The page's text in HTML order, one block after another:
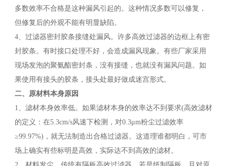
多数效率不合格是这种漏风引起的。这种情况多数可以修复，
但修复后的外观不能有明显缺陷。
4、过滤器密封胶条接缝处漏风。许多高效过滤器的边框上有密
封胶条。有时接口处理不好，会造成漏风现象。有些厂家采用
现场发泡的聚氨酯密封条，没有接缝，也就没有漏风问题。如
果使用有接头的胶条，接头处最好做成迷宫形式。
二、原材料本身原因
1、滤材本身效率低。如果滤材本身的效率达不到要求(高效滤材
的定义：在5.3cm/s风速下检测，对0.3μm粉尘过滤效率
≥99.97%)，就无法制造出合格过滤器。这道理谁都明白，可市
场上确实有些标明是高效，实际达不到高效的滤材。